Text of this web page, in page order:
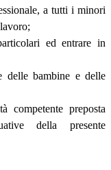
a tutti i minori
ed entrare in
delle bambine e delle
competente preposta
della presente